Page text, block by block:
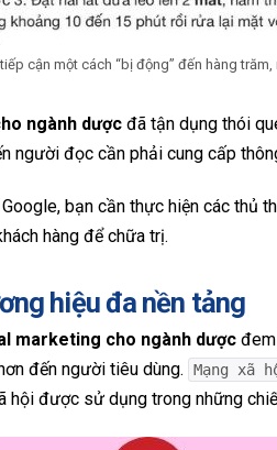
cận một cách “bị động” đến hàng
ngành dược đã tận dụng thói
người đọc cần phải cung cấp
bạn cần thực hiện các thủ
hàng để chữa trị.
hiệu đa nền tảng
marketing cho ngành dược
đến người tiêu dùng.
Mạng xã
được sử dụng trong những